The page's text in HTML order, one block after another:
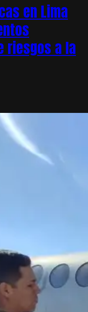
en Lima
riesgos a la